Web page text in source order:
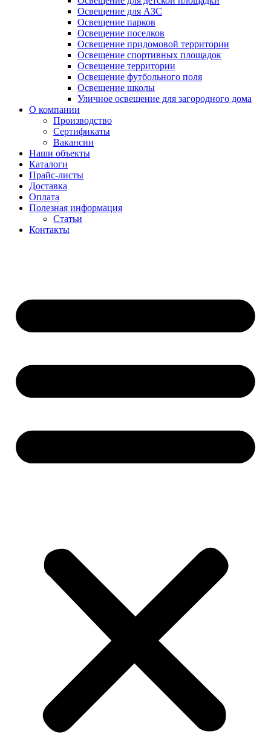
Освещение для АЗС
Освещение парков
Освещение поселков
Освещение придомовой территории
Освещение спортивных площадок
Освещение территории
Освещение футбольного поля
Освещение школы
Уличное освещение для загородного дома
О компании
Производство
Сертификаты
Вакансии
Наши объекты
Каталоги
Прайс-листы
Доставка
Оплата
Полезная информация
Статьи
Контакты